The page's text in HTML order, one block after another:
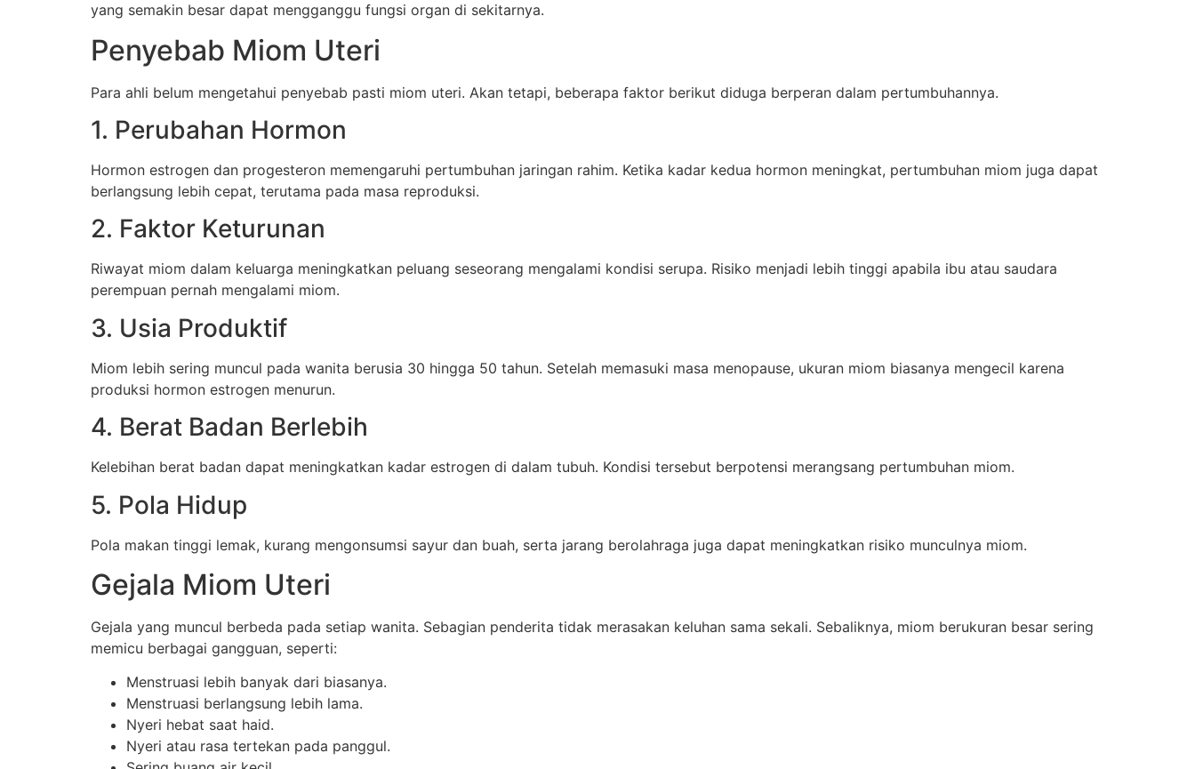
yang semakin besar dapat mengganggu fungsi organ di sekitarnya.
Penyebab Miom Uteri
Para ahli belum mengetahui penyebab pasti miom uteri. Akan tetapi, beberapa faktor berikut diduga berperan dalam pertumbuhannya.
1. Perubahan Hormon
Hormon estrogen dan progesteron memengaruhi pertumbuhan jaringan rahim. Ketika kadar kedua hormon meningkat, pertumbuhan miom juga dapat
berlangsung lebih cepat, terutama pada masa reproduksi.
2. Faktor Keturunan
Riwayat miom dalam keluarga meningkatkan peluang seseorang mengalami kondisi serupa. Risiko menjadi lebih tinggi apabila ibu atau saudara
perempuan pernah mengalami miom.
3. Usia Produktif
Miom lebih sering muncul pada wanita berusia 30 hingga 50 tahun. Setelah memasuki masa menopause, ukuran miom biasanya mengecil karena
produksi hormon estrogen menurun.
4. Berat Badan Berlebih
Kelebihan berat badan dapat meningkatkan kadar estrogen di dalam tubuh. Kondisi tersebut berpotensi merangsang pertumbuhan miom.
5. Pola Hidup
Pola makan tinggi lemak, kurang mengonsumsi sayur dan buah, serta jarang berolahraga juga dapat meningkatkan risiko munculnya miom.
Gejala Miom Uteri
Gejala yang muncul berbeda pada setiap wanita. Sebagian penderita tidak merasakan keluhan sama sekali. Sebaliknya, miom berukuran besar sering
memicu berbagai gangguan, seperti:
Menstruasi lebih banyak dari biasanya.
Menstruasi berlangsung lebih lama.
Nyeri hebat saat haid.
Nyeri atau rasa tertekan pada panggul.